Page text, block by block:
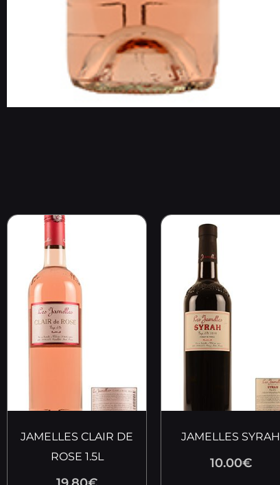
JAMELLES CLAIR DE
ROSE 1.5L
JAMELLES SYRAH
10.00€